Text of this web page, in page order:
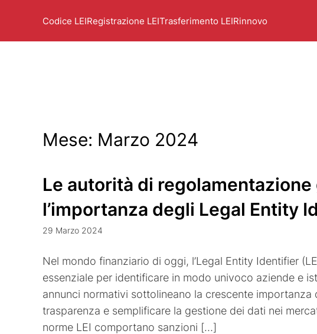
Codice LEIRegistrazione LEITrasferimento LEIRinnovo
Mese: Marzo 2024
Le autorità di
l’importanza degli Legal Entity
29 Marzo 2024
Nel mondo finanziario di oggi, l’Legal Entity Identifier
essenziale per identificare in modo univoco aziende e
annunci normativi sottolineano la crescente importanza
trasparenza e semplificare la gestione dei dati nei
norme LEI comportano sanzioni […]